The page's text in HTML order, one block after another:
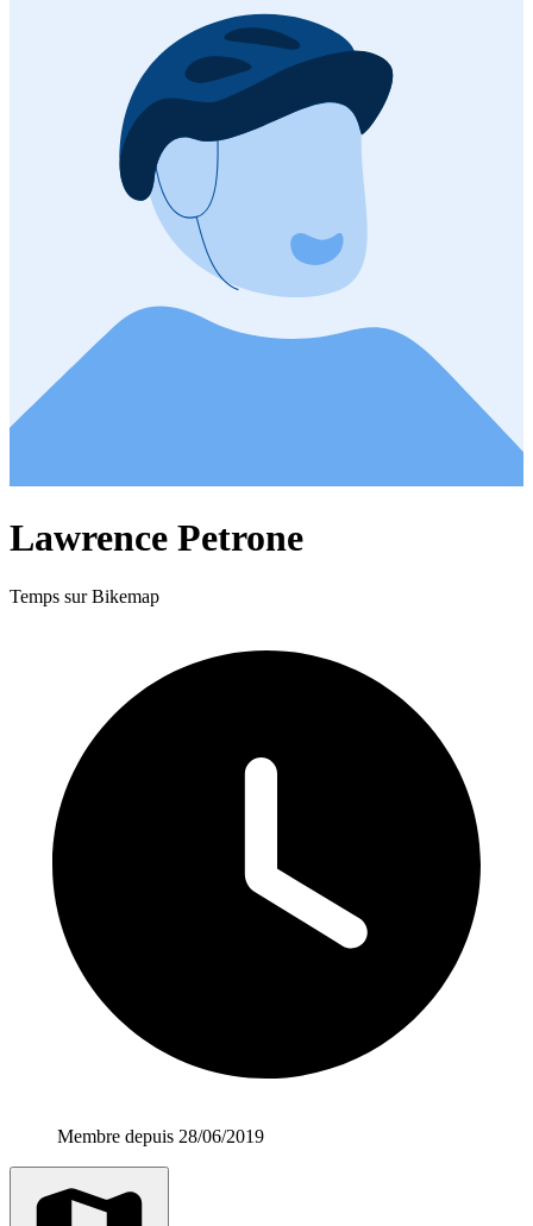
Lawrence Petrone
Temps sur Bikemap
Membre depuis 28/06/2019